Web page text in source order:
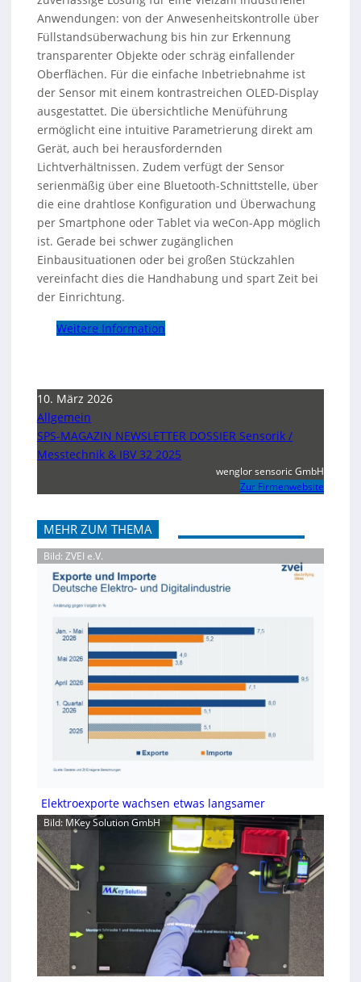
Anwendungen: von der Anwesenheitskontrolle über
Füllstandsüberwachung bis hin zur Erkennung
transparenter Objekte oder schräg einfallender
Oberflächen. Für die einfache Inbetriebnahme ist
der Sensor mit einem kontrastreichen OLED-Display
ausgestattet. Die übersichtliche Menüführung
ermöglicht eine intuitive Parametrierung direkt am
Gerät, auch bei herausfordernden
Lichtverhältnissen. Zudem verfügt der Sensor
serienmäßig über eine Bluetooth-Schnittstelle, über
die eine drahtlose Konfiguration und Überwachung
per Smartphone oder Tablet via weCon-App möglich
ist. Gerade bei schwer zugänglichen
Einbausituationen oder bei großen Stückzahlen
vereinfacht dies die Handhabung und spart Zeit bei
der Einrichtung.
Weitere Information
10. März 2026
Allgemein
SPS-MAGAZIN NEWSLETTER DOSSIER Sensorik /
Messtechnik & IBV 32 2025
wenglor sensoric GmbH
Zur Firmenwebsite
MEHR ZUM THEMA
Bild: ZVEI e.V.
Elektroexporte wachsen etwas langsamer
Bild: MKey Solution GmbH